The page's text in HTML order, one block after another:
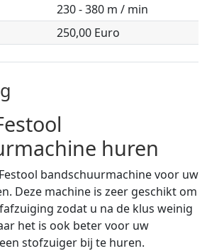
230 - 380 m / min
250,00 Euro
huren
bandschuurmachine voor uw
Deze machine is zeer geschikt om
zodat u na de klus weinig
het is ook beter voor uw
stofzuiger bij te huren.